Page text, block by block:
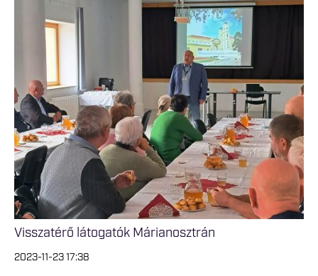
Visszatérő látogatók Márianosztrán
2023-11-23 17:38